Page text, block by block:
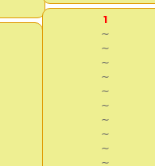
1
∼
∼
∼
∼
∼
∼
∼
∼
∼
∼